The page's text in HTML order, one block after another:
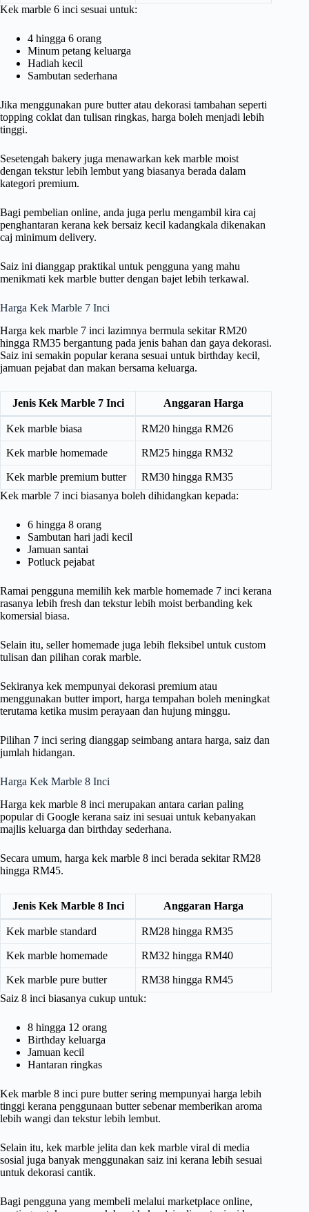
Kek marble 6 inci sesuai untuk:
4 hingga 6 orang
Minum petang keluarga
Hadiah kecil
Sambutan sederhana
Jika menggunakan pure butter atau dekorasi tambahan seperti
topping coklat dan tulisan ringkas, harga boleh menjadi lebih
tinggi.
Sesetengah bakery juga menawarkan kek marble moist
dengan tekstur lebih lembut yang biasanya berada dalam
kategori premium.
Bagi pembelian online, anda juga perlu mengambil kira caj
penghantaran kerana kek bersaiz kecil kadangkala dikenakan
caj minimum delivery.
Saiz ini dianggap praktikal untuk pengguna yang mahu
menikmati kek marble butter dengan bajet lebih terkawal.
Harga Kek Marble 7 Inci
Harga kek marble 7 inci lazimnya bermula sekitar RM20
hingga RM35 bergantung pada jenis bahan dan gaya dekorasi.
Saiz ini semakin popular kerana sesuai untuk birthday kecil,
jamuan pejabat dan makan bersama keluarga.
Jenis Kek Marble 7 Inci Anggaran Harga
Kek marble biasa RM20 hingga RM26
Kek marble homemade RM25 hingga RM32
Kek marble premium butter
RM30 hingga RM35
Kek marble 7 inci biasanya boleh dihidangkan kepada:
6 hingga 8 orang
Sambutan hari jadi kecil
Jamuan santai
Potluck pejabat
Ramai pengguna memilih kek marble homemade 7 inci kerana
rasanya lebih fresh dan tekstur lebih moist berbanding kek
komersial biasa.
Selain itu, seller homemade juga lebih fleksibel untuk custom
tulisan dan pilihan corak marble.
Sekiranya kek mempunyai dekorasi premium atau
menggunakan butter import, harga tempahan boleh meningkat
terutama ketika musim perayaan dan hujung minggu.
Pilihan 7 inci sering dianggap seimbang antara harga, saiz dan
jumlah hidangan.
Harga Kek Marble 8 Inci
Harga kek marble 8 inci merupakan antara carian paling
popular di Google kerana saiz ini sesuai untuk kebanyakan
majlis keluarga dan birthday sederhana.
Secara umum, harga kek marble 8 inci berada sekitar RM28
hingga RM45.
Jenis Kek Marble 8 Inci Anggaran Harga
Kek marble standard RM28 hingga RM35
Kek marble homemade RM32 hingga RM40
Kek marble pure butter
RM38 hingga RM45
Saiz 8 inci biasanya cukup untuk:
8 hingga 12 orang
Birthday keluarga
Jamuan kecil
Hantaran ringkas
Kek marble 8 inci pure butter sering mempunyai harga lebih
tinggi kerana penggunaan butter sebenar memberikan aroma
lebih wangi dan tekstur lebih lembut.
Selain itu, kek marble jelita dan kek marble viral di media
sosial juga banyak menggunakan saiz ini kerana lebih sesuai
untuk dekorasi cantik.
Bagi pengguna yang membeli melalui marketplace online,